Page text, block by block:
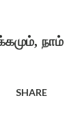
நாம்
SHARE